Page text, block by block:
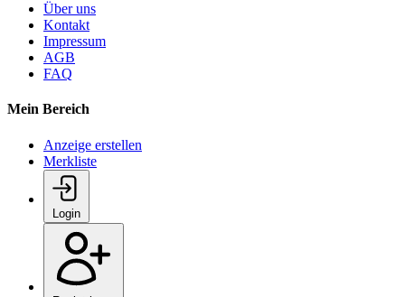
Über uns
Kontakt
Impressum
AGB
FAQ
Mein Bereich
Anzeige erstellen
Merkliste
Login